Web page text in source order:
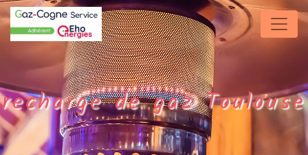
Panneau de gestion des cookies
recharge de gaz Toulouse